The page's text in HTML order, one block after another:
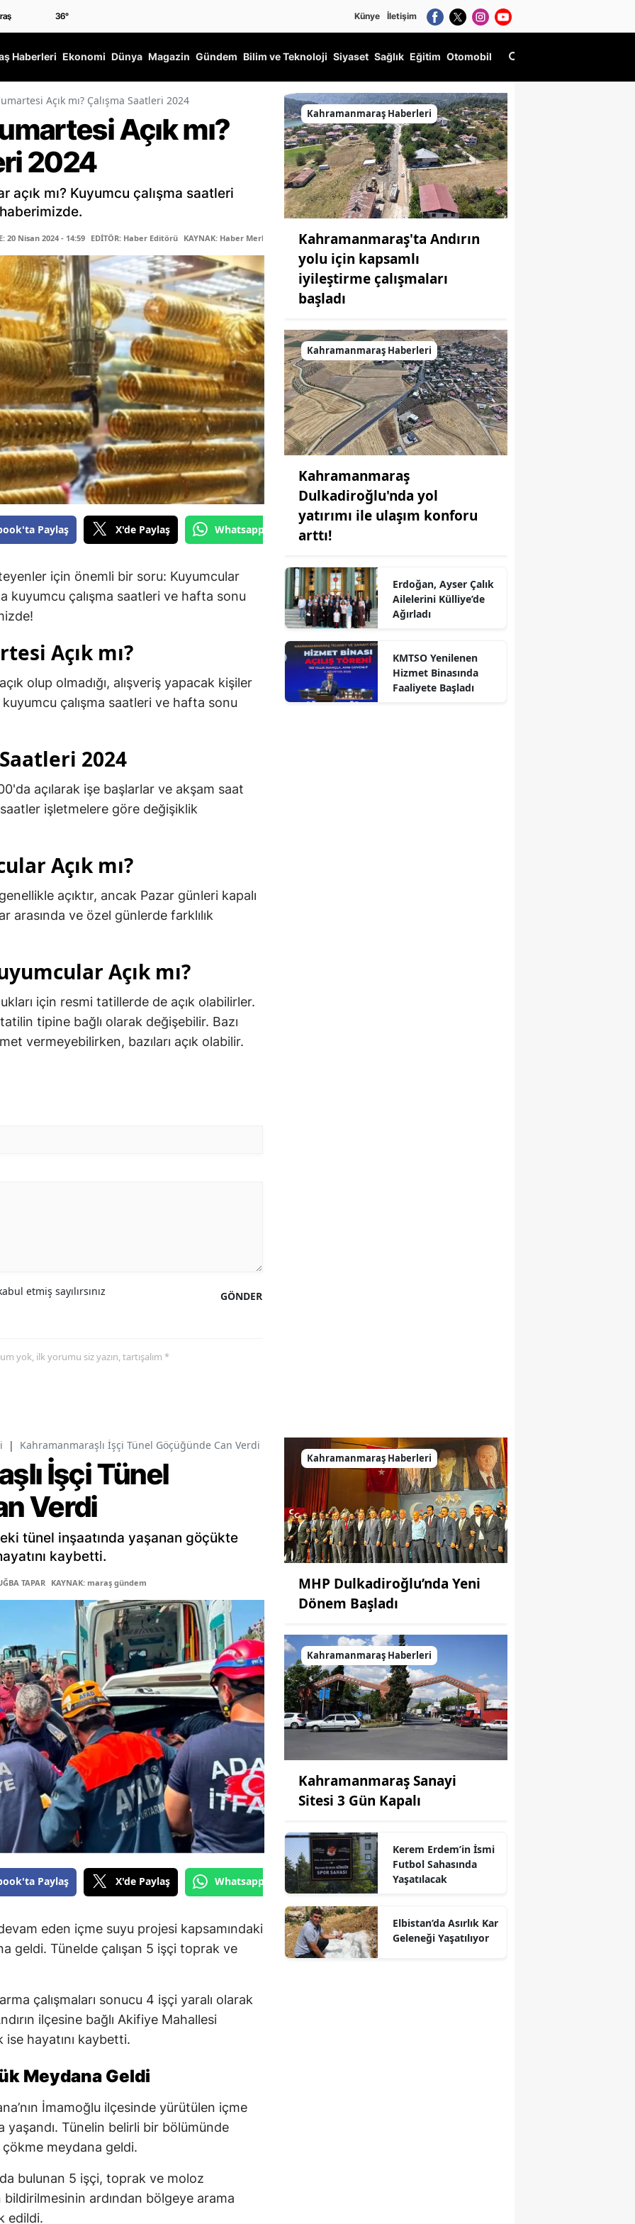
36° Künye İletişim
Haberleri Ekonomi Dünya Magazin Gündem Bilim ve Teknoloji Siyaset Sağlık Eğitim Otomobil
Açık mı? Çalışma Saatleri 2024
Açık mı?
2024
mı? Kuyumcu çalışma saatleri
20 Nisan 2024 - 14:59 EDİTÖR: Haber Editörü KAYNAK: Haber Merkezi
Paylaş X'de Paylaş Whatsapp'tan Gönder
için önemli bir soru: Kuyumcular
kuyumcu çalışma saatleri ve hafta sonu
Açık mı?
olup olmadığı, alışveriş yapacak kişiler
çalışma saatleri ve hafta sonu
2024
açılarak işe başlarlar ve akşam saat
işletmelere göre değişiklik
Açık mı?
açıktır, ancak Pazar günleri kapalı
arasında ve özel günlerde farklılık
Açık mı?
için resmi tatillerde de açık olabilirler.
tipine bağlı olarak değişebilir. Bazı
vermeyebilirken, bazıları açık olabilir.
GÖNDER
etmiş sayılırsınız
yok, ilk yorumu siz yazın, tartışalım *
Kahramanmaraş Haberleri
Kahramanmaraş'ta Andırın
yolu için kapsamlı
iyileştirme çalışmaları
başladı
Kahramanmaraş Haberleri
Kahramanmaraş
Dulkadiroğlu'nda yol
yatırımı ile ulaşım konforu
arttı!
Erdoğan, Ayser Çalık
Ailelerini Külliye’de
Ağırladı
KMTSO Yenilenen
Hizmet Binasında
Faaliyete Başladı
| Kahramanmaraşlı İşçi Tünel Göçüğünde Can Verdi
İşçi Tünel
Verdi
tünel inşaatında yaşanan göçükte
kaybetti.
TAPAR KAYNAK: maraş gündem
Paylaş X'de Paylaş Whatsapp'tan Gönder
eden içme suyu projesi kapsamındaki
geldi. Tünelde çalışan 5 işçi toprak ve
çalışmaları sonucu 4 işçi yaralı olarak
ilçesine bağlı Akifiye Mahallesi
hayatını kaybetti.
Meydana Geldi
İmamoğlu ilçesinde yürütülen içme
yaşandı. Tünelin belirli bir bölümünde
meydana geldi.
bulunan 5 işçi, toprak ve moloz
bildirilmesinin ardından bölgeye arama
edildi.
Kahramanmaraş Haberleri
MHP Dulkadiroğlu’nda Yeni
Dönem Başladı
Kahramanmaraş Haberleri
Kahramanmaraş Sanayi
Sitesi 3 Gün Kapalı
Kerem Erdem’in İsmi
Futbol Sahasında
Yaşatılacak
Elbistan’da Asırlık Kar
Geleneği Yaşatılıyor